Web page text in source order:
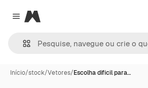
Close menu
Magnific
Início/stock/Vetores/Escolha difícil para…